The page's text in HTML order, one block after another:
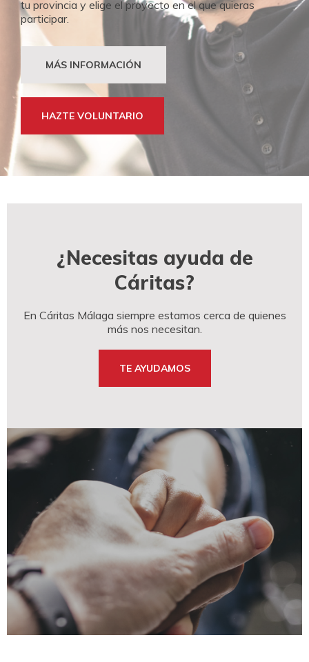
tu provincia y elige el proyecto en el que quieras
participar.
MÁS INFORMACIÓN
HAZTE VOLUNTARIO
¿Necesitas ayuda de
Cáritas?
En Cáritas Málaga siempre estamos cerca de quienes
más nos necesitan.
TE AYUDAMOS